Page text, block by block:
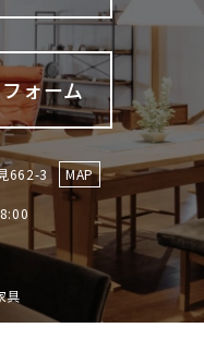
ォーム
662-3 MAP
具